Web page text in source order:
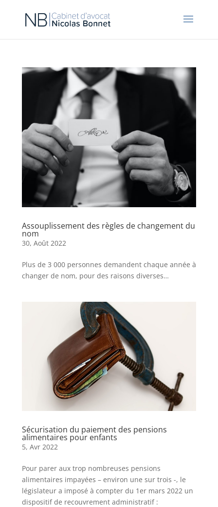
Assouplissement des règles de changement du
nom
30, Août 2022
Plus de 3 000 personnes demandent chaque année à
changer de nom, pour des raisons diverses…
Sécurisation du paiement des pensions
alimentaires pour enfants
5, Avr 2022
Pour parer aux trop nombreuses pensions
alimentaires impayées – environ une sur trois -, le
législateur a imposé à compter du 1er mars 2022 un
dispositif de recouvrement administratif :